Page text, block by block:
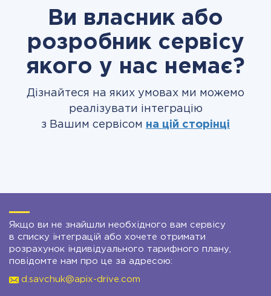
Ви власник або
розробник сервісу
якого у нас немає?
Дізнайтеся на яких умовах ми можемо
реалізувати інтеграцію
з Вашим сервісом на цій сторінці
Якщо ви не знайшли необхідного вам сервісу
в списку інтеграцій або хочете отримати
розрахунок індивідуального тарифного плану,
повідомте нам про це за адресою:
d.savchuk@apix-drive.com